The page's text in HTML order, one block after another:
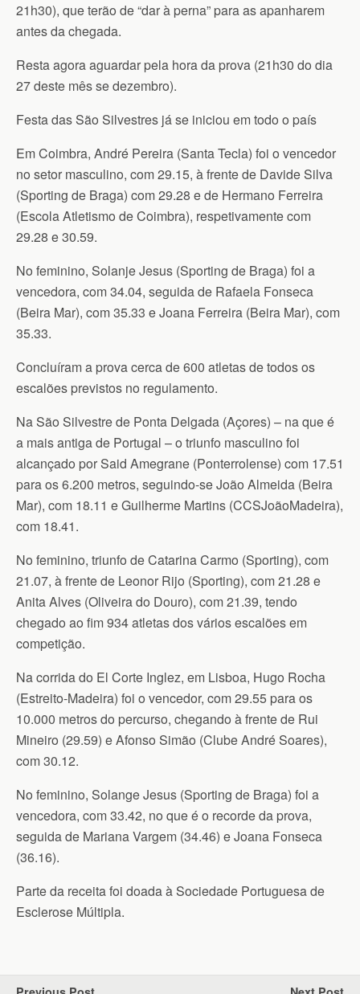
21h30), que terão de “dar à perna” para as apanharem
antes da chegada.
Resta agora aguardar pela hora da prova (21h30 do dia
27 deste mês se dezembro).
Festa das São Silvestres já se iniciou em todo o país
Em Coimbra, André Pereira (Santa Tecla) foi o vencedor
no setor masculino, com 29.15, à frente de Davide Silva
(Sporting de Braga) com 29.28 e de Hermano Ferreira
(Escola Atletismo de Coimbra), respetivamente com
29.28 e 30.59.
No feminino, Solanje Jesus (Sporting de Braga) foi a
vencedora, com 34.04, seguida de Rafaela Fonseca
(Beira Mar), com 35.33 e Joana Ferreira (Beira Mar), com
35.33.
Concluíram a prova cerca de 600 atletas de todos os
escalões previstos no regulamento.
Na São Silvestre de Ponta Delgada (Açores) – na que é
a mais antiga de Portugal – o triunfo masculino foi
alcançado por Said Amegrane (Ponterrolense) com 17.51
para os 6.200 metros, seguindo-se João Almeida (Beira
Mar), com 18.11 e Guilherme Martins (CCSJoãoMadeira),
com 18.41.
No feminino, triunfo de Catarina Carmo (Sporting), com
21.07, à frente de Leonor Rijo (Sporting), com 21.28 e
Anita Alves (Oliveira do Douro), com 21.39, tendo
chegado ao fim 934 atletas dos vários escalões em
competição.
Na corrida do El Corte Inglez, em Lisboa, Hugo Rocha
(Estreito-Madeira) foi o vencedor, com 29.55 para os
10.000 metros do percurso, chegando à frente de Rui
Mineiro (29.59) e Afonso Simão (Clube André Soares),
com 30.12.
No feminino, Solange Jesus (Sporting de Braga) foi a
vencedora, com 33.42, no que é o recorde da prova,
seguida de Mariana Vargem (34.46) e Joana Fonseca
(36.16).
Parte da receita foi doada à Sociedade Portuguesa de
Esclerose Múltipla.